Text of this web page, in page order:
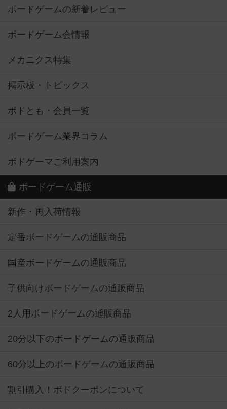
ボードゲームの新着レビュー
ボードゲーム会情報
メカニクス特集
掲示板・トピックス
ボドとも・会員一覧
ボードゲーム業界コラム
ボドゲーマご利用案内
ボードゲーム通販
新作・再入荷情報
定番ボードゲームの通販商品
国産ボードゲームの通販商品
子供向けボードゲームの通販商品
2人用ボードゲームの通販商品
20分以下のボードゲームの通販商品
60分以上のボードゲームの通販商品
割引購入！ボドクーポンについて